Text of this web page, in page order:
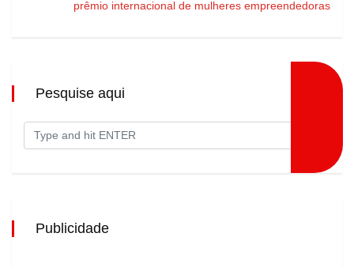
prêmio internacional de mulheres empreendedoras
Pesquise aqui
Publicidade